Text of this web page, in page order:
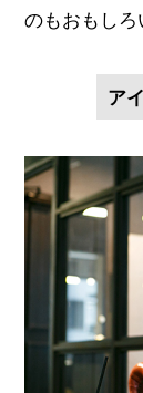
のもおもしろ
ア